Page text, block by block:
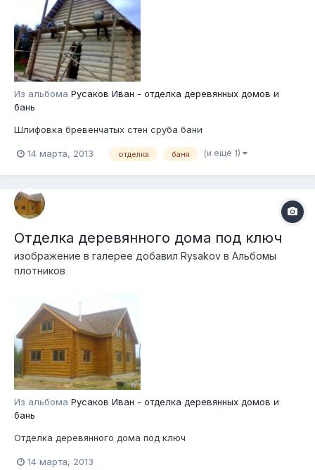
Из альбома Русаков Иван - отделка деревянных домов и
бань
Шлифовка бревенчатых стен сруба бани
14 марта, 2013 отделка баня (и ещё 1)
Отделка деревянного дома под ключ
изображение в галерее добавил Rysakov в Альбомы
плотников
Из альбома Русаков Иван - отделка деревянных домов и
бань
Отделка деревянного дома под ключ
14 марта, 2013